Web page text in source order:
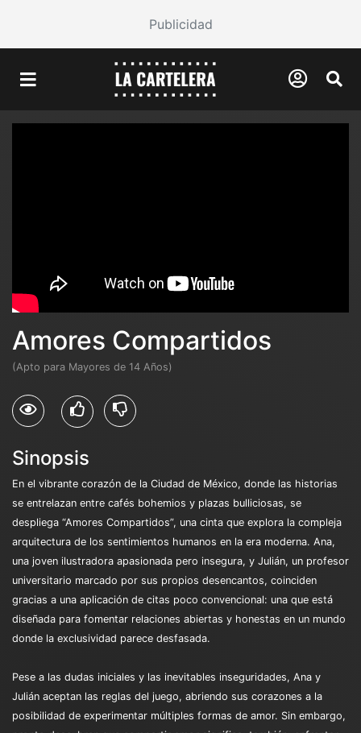
Publicidad
Amores Compartidos
(Apto para Mayores de 14 Años)
Sinopsis
En el vibrante corazón de la Ciudad de México, donde las historias
se entrelazan entre cafés bohemios y plazas bulliciosas, se
despliega “Amores Compartidos”, una cinta que explora la compleja
arquitectura de los sentimientos humanos en la era moderna. Ana,
una joven ilustradora apasionada pero insegura, y Julián, un profesor
universitario marcado por sus propios desencantos, coinciden
gracias a una aplicación de citas poco convencional: una que está
diseñada para fomentar relaciones abiertas y honestas en un mundo
donde la exclusividad parece desfasada.
Pese a las dudas iniciales y las inevitables inseguridades, Ana y
Julián aceptan las reglas del juego, abriendo sus corazones a la
posibilidad de experimentar múltiples formas de amor. Sin embargo,